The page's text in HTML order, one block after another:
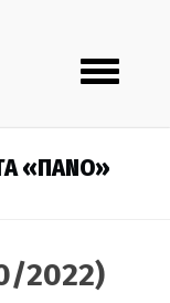
Toggle
navigation
«ΠΑΝΟ»
2022)